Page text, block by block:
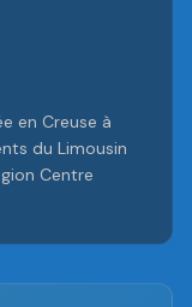
en Creuse à
du Limousin
Centre